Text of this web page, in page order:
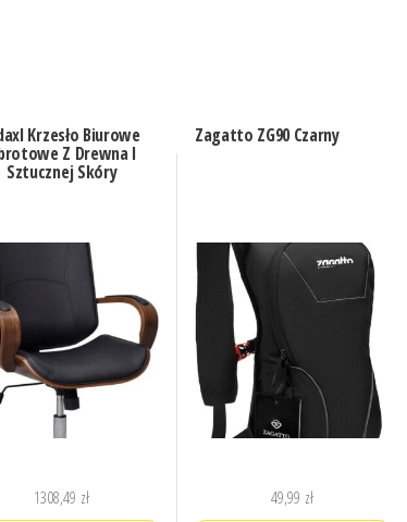
Krzesło Biurowe
Z Drewna I
Sztucznej Skóry
1308,49 zł
Zagatto ZG90 Czarny
49,99 zł